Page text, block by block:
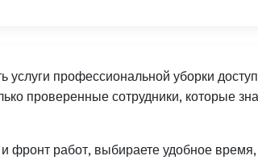
услуги профессиональной уборки
проверенные сотрудники, которые
фронт работ, выбираете удобное